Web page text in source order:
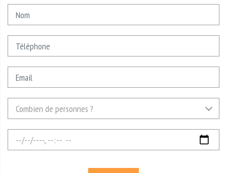
Combien
de
personnes
Combien de personnes ?